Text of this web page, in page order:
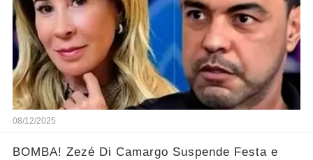
08/12/2025
BOMBA! Zezé Di Camargo Suspende Festa e